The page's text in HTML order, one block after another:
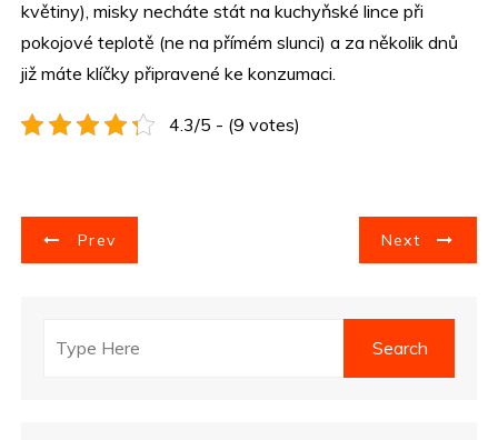
květiny), misky necháte stát na kuchyňské lince při
pokojové teplotě (ne na přímém slunci) a za několik dnů
již máte klíčky připravené ke konzumaci.
4.3/5 - (9 votes)
N
Prev Next